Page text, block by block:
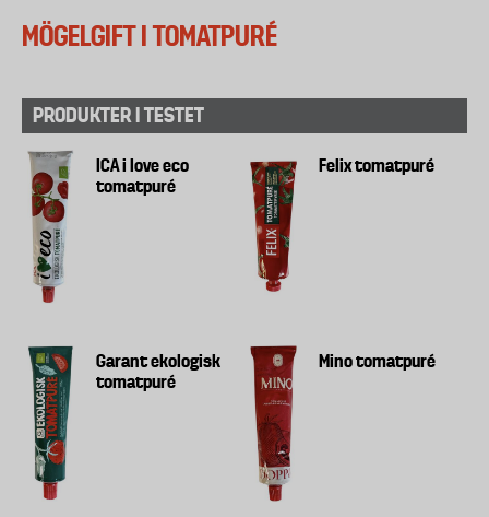
MÖGELGIFT I TOMATPURÉ
PRODUKTER I TESTET
ICA i love eco
tomatpuré
Felix tomatpuré
Garant ekologisk
tomatpuré
Mino tomatpuré